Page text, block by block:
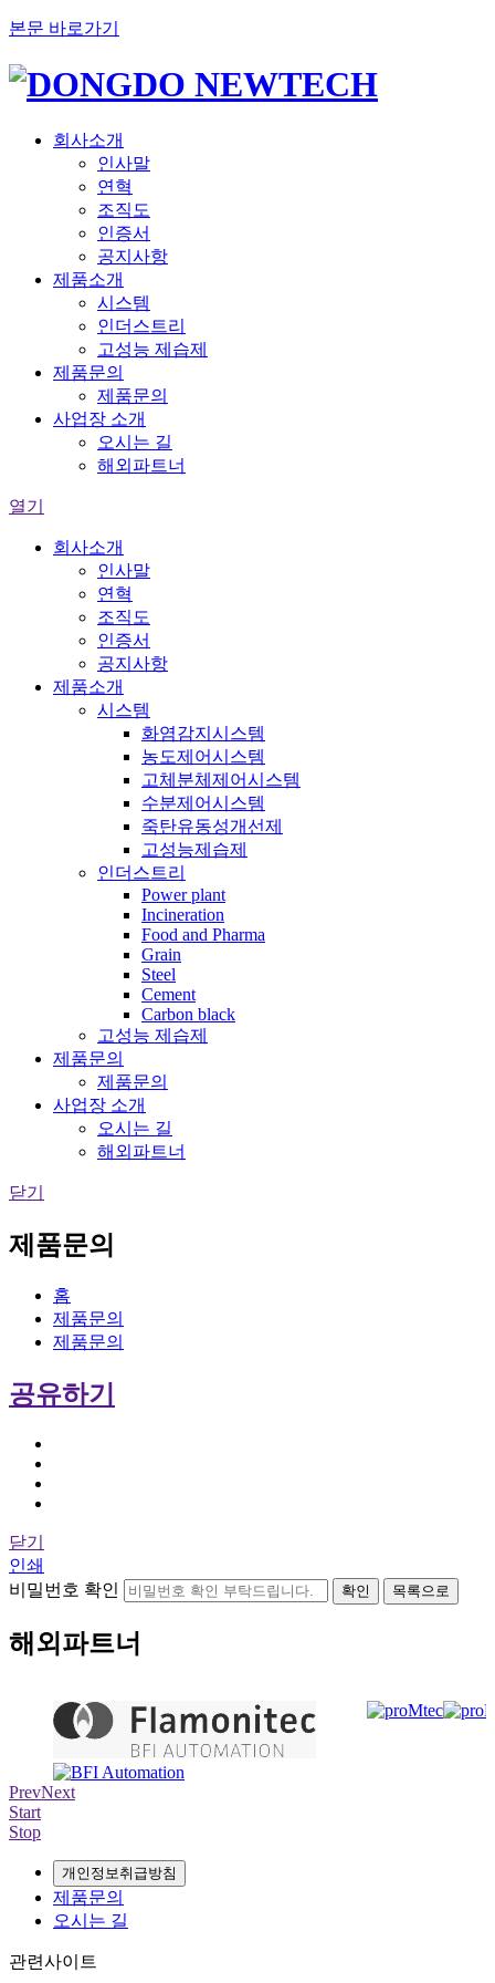
본문 바로가기
회사소개
인사말
연혁
조직도
인증서
공지사항
제품소개
시스템
인더스트리
고성능 제습제
제품문의
제품문의
사업장 소개
오시는 길
해외파트너
열기
회사소개
인사말
연혁
조직도
인증서
공지사항
제품소개
시스템
화염감지시스템
농도제어시스템
고체분체제어시스템
수분제어시스템
죽탄유동성개선제
고성능제습제
인더스트리
Power plant
Incineration
Food and Pharma
Grain
Steel
Cement
Carbon black
고성능 제습제
제품문의
제품문의
사업장 소개
오시는 길
해외파트너
닫기
제품문의
홈
제품문의
제품문의
공유하기
닫기
인쇄
비밀번호 확인
확인 목록으로
해외파트너
PrevNext
Start
Stop
개인정보취급방침
제품문의
오시는 길
관련사이트